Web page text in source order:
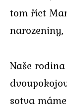
tom říct
Naše
sotva